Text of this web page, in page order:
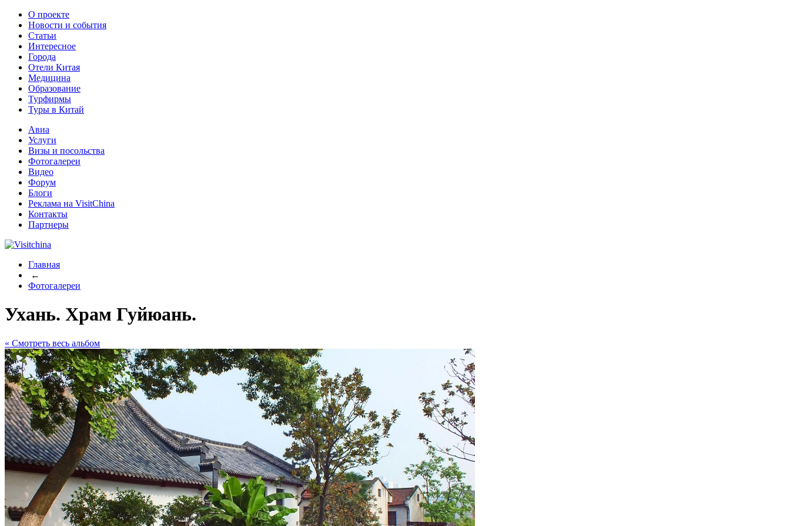
О проекте
Новости и события
Статьи
Интересное
Города
Отели Китая
Медицина
Образование
Турфирмы
Туры в Китай
Авиа
Услуги
Визы и посольства
Фотогалереи
Видео
Форум
Блоги
Реклама на VisitChina
Контакты
Партнеры
Главная
←
Фотогалереи
Ухань. Храм Гуйюань.
« Cмотреть весь альбом